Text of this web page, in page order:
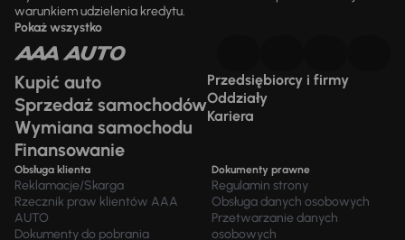
warunkiem udzielenia kredytu.
Pokaż wszystko
Kupić auto
Sprzedaż samochodów
Wymiana samochodu
Finansowanie
Przedsiębiorcy i firmy
Oddziały
Kariera
Obsługa klienta
Reklamacje/Skarga
Rzecznik praw klientów AAA
AUTO
Dokumenty do pobrania
Dokumenty prawne
Regulamin strony
Obsługa danych osobowych
Przetwarzanie danych
osobowych